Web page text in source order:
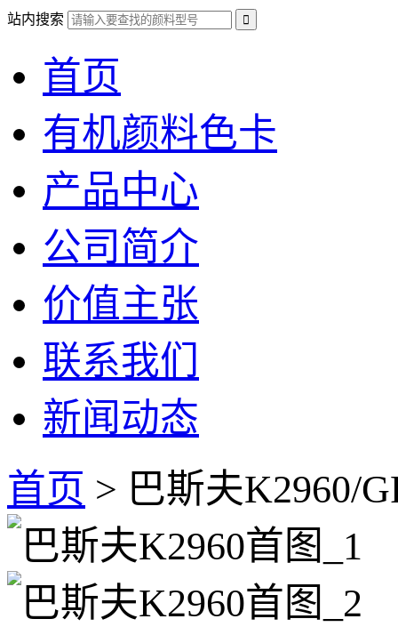
站内搜索
首页
有机颜料色卡
产品中心
公司简介
价值主张
联系我们
新闻动态
首页 > 巴斯夫K2960/